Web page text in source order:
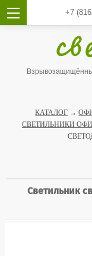
+7
КАТАЛОГ →
СВЕТИЛЬНИКИ
Светильник